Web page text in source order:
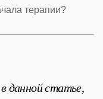
терапии?
данной статье,